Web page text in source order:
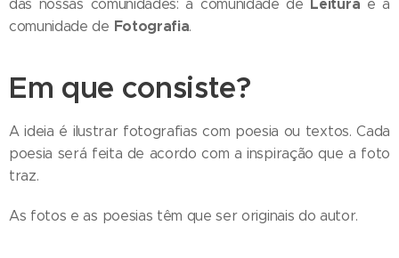
das nossas comunidades: a comunidade de Leitura e a
comunidade de Fotografia.
Em que consiste?
A ideia é ilustrar fotografias com poesia ou textos. Cada
poesia será feita de acordo com a inspiração que a foto
traz.
As fotos e as poesias têm que ser originais do autor.